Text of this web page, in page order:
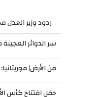
ردود وزير
سر الدوائر العجينة
من الأرض|
حفل افتتاح كأس الأمم